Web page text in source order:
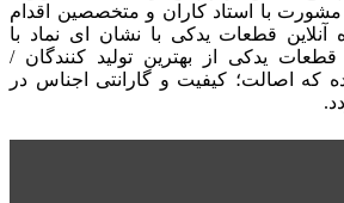
با استاد کاران و متخصصین اقدام
آنلاین قطعات یدکی با نشان ای نماد با
یدکی از بهترین تولید کنندگان /
که اصالت؛ کیفیت و گارانتی اجناس در